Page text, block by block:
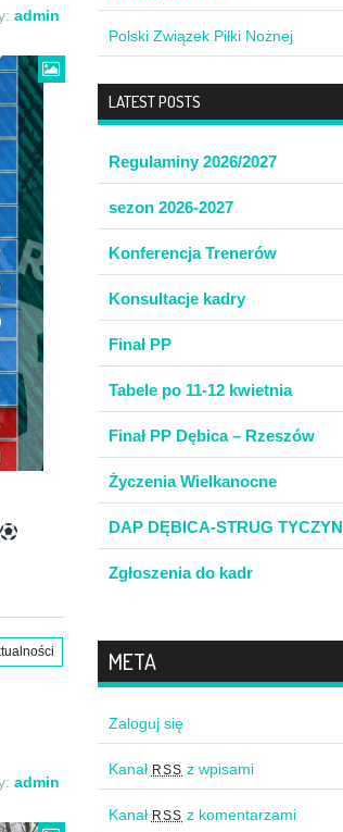
admin
admin
Polski Związek Piłki Nożnej
LATEST POSTS
Regulaminy 2026/2027
sezon 2026-2027
Konferencja Trenerów
Konsultacje kadry
Finał PP
Tabele po 11-12 kwietnia
Finał PP Dębica – Rzeszów
Życzenia Wielkanocne
DAP DĘBICA-STRUG TYCZYN
Zgłoszenia do kadr
META
Zaloguj się
Kanał RSS z wpisami
Kanał RSS z komentarzami